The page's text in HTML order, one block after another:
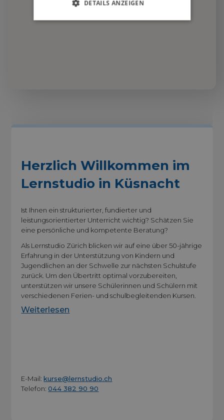
Herzlich Willkommen im
Lernstudio in Küsnacht
Ist Ihnen ein strukturierter, fundierter und
leistungsorientierter Unterricht wichtig? Schätzen Sie
eine persönliche und kompetente Beratung?
Als Lernstudio Zürich blicken wir auf eine über 50-jährige
Erfahrung in der Unterstützung von Kindern und
Jugendlichen an der Schwelle zur nächsten Schulstufe
zurück. Um den Übertritt optimal vorzubereiten,
unterstützen wir unsere Schülerinnen und Schülern mit
verschiedenen Ferien- und schulbegleitenden Kursen.
Weiterlesen
E-Mail:kurse@lernstudio.ch
Telefon:044 382 90 90
DETAILS ANZEIGEN